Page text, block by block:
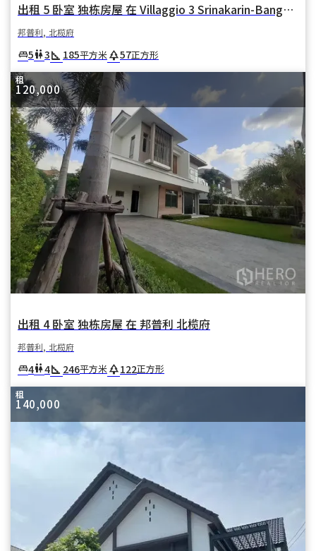
出租 5 卧室 独栋房屋 在 Villaggio 3 Srinakarin-Bangna (斯里那卡林-邦纳村 3) 在 邦卡奥 邦普利 北榄府
邦普利, 北榄府
king_bed5wc3square_foot 185平方米park57正方形
租
120,000
出租 4 卧室 独栋房屋 在 邦普利 北榄府
邦普利, 北榄府
king_bed4wc4square_foot 246平方米park122正方形
租
140,000